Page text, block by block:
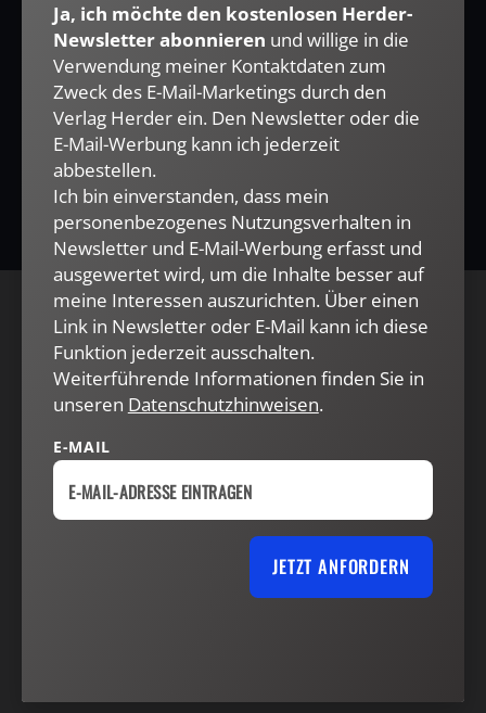
E-MAIL
JETZT ANMELDEN
AGB und Widerrufsbelehrung Datenschutz
Barrierefreiheit Impressum
VERTRAG WIDERRUFEN
Ja, ich möchte den kostenlosen Herder-
Newsletter abonnieren und willige in die
Verwendung meiner Kontaktdaten zum
Zweck des E-Mail-Marketings durch den
Verlag Herder ein. Den Newsletter oder die
E-Mail-Werbung kann ich jederzeit
abbestellen.
Ich bin einverstanden, dass mein
personenbezogenes Nutzungsverhalten in
Newsletter und E-Mail-Werbung erfasst und
ausgewertet wird, um die Inhalte besser auf
meine Interessen auszurichten. Über einen
Link in Newsletter oder E-Mail kann ich diese
Funktion jederzeit ausschalten.
Weiterführende Informationen finden Sie in
unseren Datenschutzhinweisen.
E-MAIL
JETZT ANFORDERN